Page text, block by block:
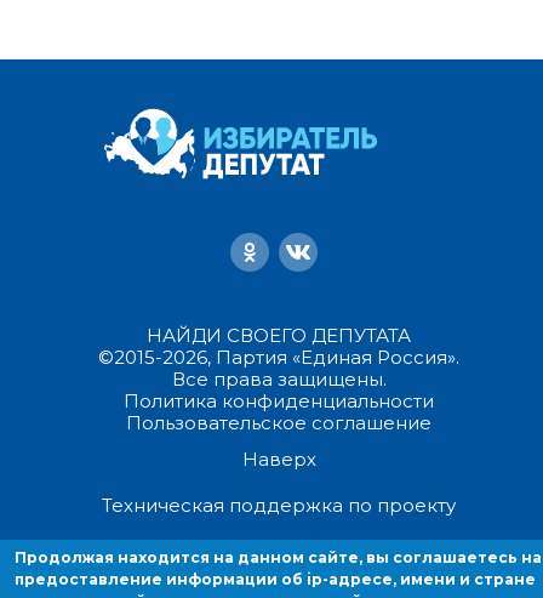
НАЙДИ СВОЕГО ДЕПУТАТА
©2015-2026, Партия «Единая Россия».
Все права защищены.
Политика конфиденциальности
Пользовательское соглашение
Наверх
Техническая поддержка по проекту
Продолжая находиться на данном сайте, вы соглашаетесь на
предоставление информации об ip-адресе, имени и стране домена
Продолжая находится на данном сайте, вы соглашаетесь на
предоставление информации об ip-адресе, имени и стране